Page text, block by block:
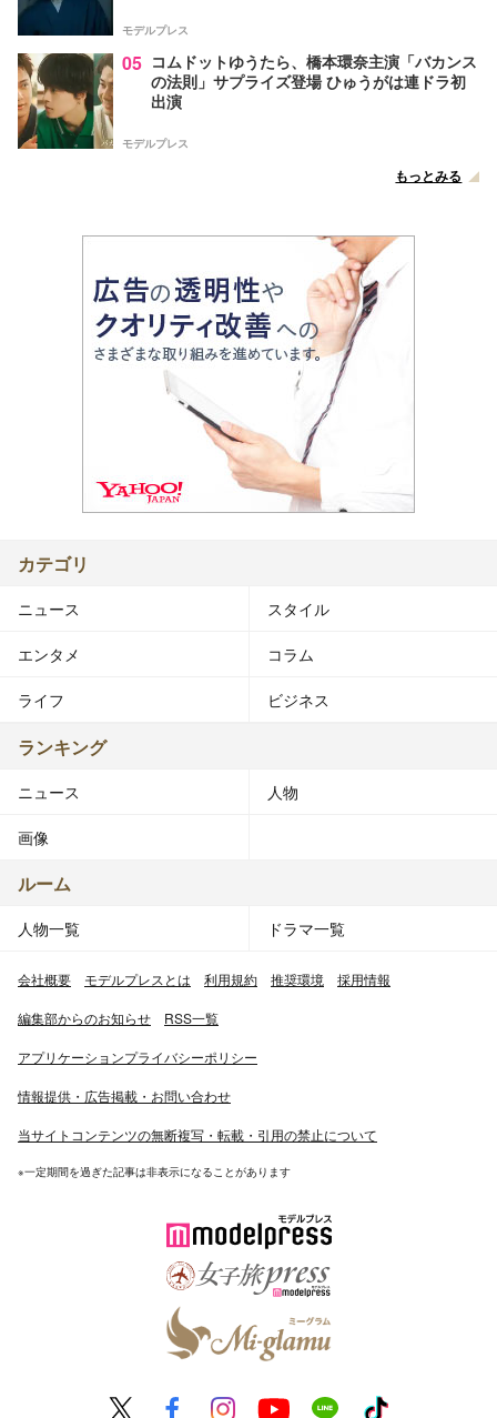
モデルプレス
05 コムドットゆうたら、橋本環奈主演「バカンス
の法則」サプライズ登場 ひゅうがは連ドラ初
出演
モデルプレス
もっとみる
カテゴリ
ニュース スタイル
エンタメ コラム
ライフ ビジネス
ランキング
ニュース 人物
画像
ルーム
人物一覧 ドラマ一覧
会社概要 モデルプレスとは 利用規約 推奨環境 採用情報
編集部からのお知らせ RSS一覧
アプリケーションプライバシーポリシー
情報提供・広告掲載・お問い合わせ
当サイトコンテンツの無断複写・転載・引用の禁止について
※一定期間を過ぎた記事は非表示になることがあります